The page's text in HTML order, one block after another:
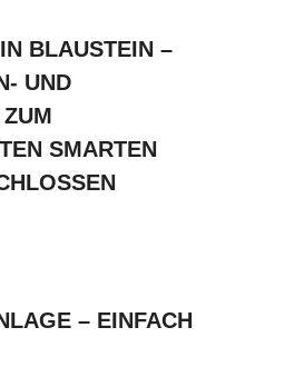
BLAUSTEIN –
UND
SMARTEN
– EINFACH